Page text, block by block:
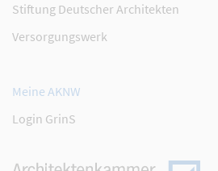
Stiftung Deutscher Architekten
Versorgungswerk
Meine AKNW
Login GrinS